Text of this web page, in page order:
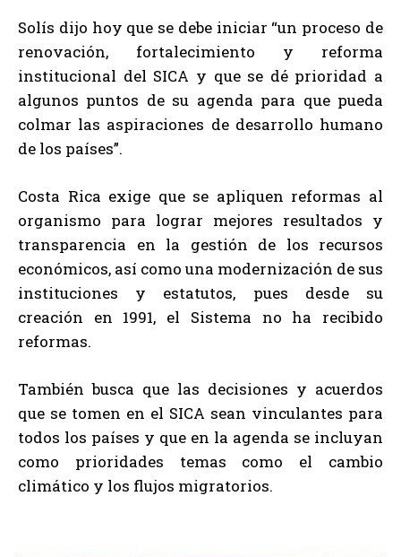
Solís dijo hoy que se debe iniciar “un proceso de
renovación, fortalecimiento y reforma
institucional del SICA y que se dé prioridad a
algunos puntos de su agenda para que pueda
colmar las aspiraciones de desarrollo humano
de los países”.
Costa Rica exige que se apliquen reformas al
organismo para lograr mejores resultados y
transparencia en la gestión de los recursos
económicos, así como una modernización de sus
instituciones y estatutos, pues desde su
creación en 1991, el Sistema no ha recibido
reformas.
También busca que las decisiones y acuerdos
que se tomen en el SICA sean vinculantes para
todos los países y que en la agenda se incluyan
como prioridades temas como el cambio
climático y los flujos migratorios.